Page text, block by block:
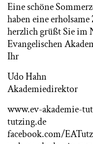
Eine schöne
haben eine
herzlich grüßt Sie im
Evangelischen
Ihr
Udo Hahn
Akademiedirektor
www.ev-akademie-
tutzing.de
facebook.com/